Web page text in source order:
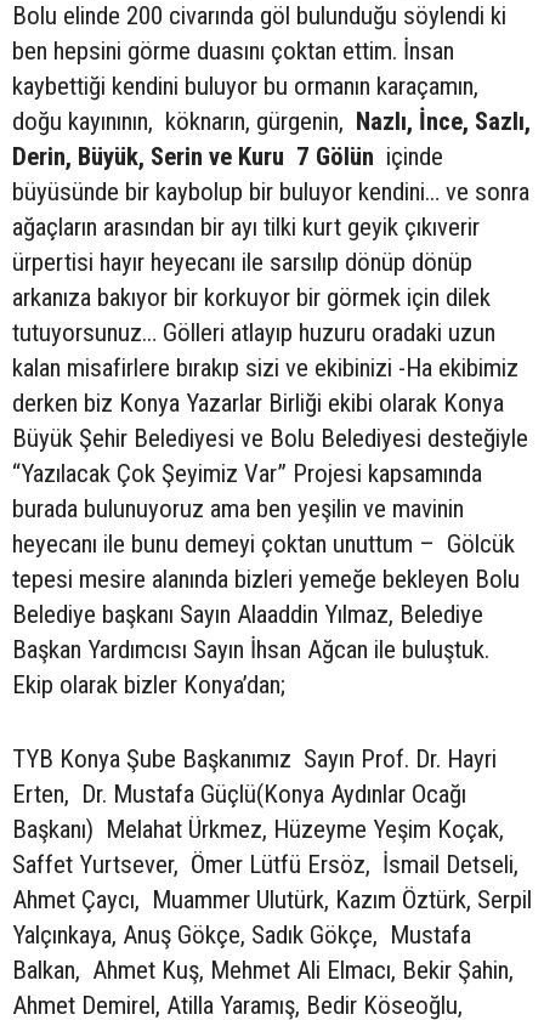
Bolu elinde 200 civarında göl bulunduğu söylendi ki
ben hepsini görme duasını çoktan ettim. İnsan
kaybettiği kendini buluyor bu ormanın karaçamın,
doğu kayınının, köknarın, gürgenin, Nazlı, İnce, Sazlı,
Derin, Büyük, Serin ve Kuru 7 Gölün içinde
büyüsünde bir kaybolup bir buluyor kendini… ve sonra
ağaçların arasından bir ayı tilki kurt geyik çıkıverir
ürpertisi hayır heyecanı ile sarsılıp dönüp dönüp
arkanıza bakıyor bir korkuyor bir görmek için dilek
tutuyorsunuz… Gölleri atlayıp huzuru oradaki uzun
kalan misafirlere bırakıp sizi ve ekibinizi -Ha ekibimiz
derken biz Konya Yazarlar Birliği ekibi olarak Konya
Büyük Şehir Belediyesi ve Bolu Belediyesi desteğiyle
“Yazılacak Çok Şeyimiz Var” Projesi kapsamında
burada bulunuyoruz ama ben yeşilin ve mavinin
heyecanı ile bunu demeyi çoktan unuttum – Gölcük
tepesi mesire alanında bizleri yemeğe bekleyen Bolu
Belediye başkanı Sayın Alaaddin Yılmaz, Belediye
Başkan Yardımcısı Sayın İhsan Ağcan ile buluştuk.
Ekip olarak bizler Konya’dan;
TYB Konya Şube Başkanımız Sayın Prof. Dr. Hayri
Erten, Dr. Mustafa Güçlü(Konya Aydınlar Ocağı
Başkanı) Melahat Ürkmez, Hüzeyme Yeşim Koçak,
Saffet Yurtsever, Ömer Lütfü Ersöz, İsmail Detseli,
Ahmet Çaycı, Muammer Ulutürk, Kazım Öztürk, Serpil
Yalçınkaya, Anuş Gökçe, Sadık Gökçe, Mustafa
Balkan, Ahmet Kuş, Mehmet Ali Elmacı, Bekir Şahin,
Ahmet Demirel, Atilla Yaramış, Bedir Köseoğlu,